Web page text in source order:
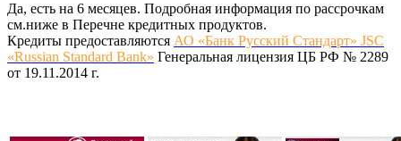
Да, есть на 6 месяцев. Подробная информация по рассрочкам
см.ниже в Перечне кредитных продуктов.
Кредиты предоставляются АО «Банк Русский Стандарт» JSC
«Russian Standard Bank» Генеральная лицензия ЦБ РФ № 2289
от 19.11.2014 г.